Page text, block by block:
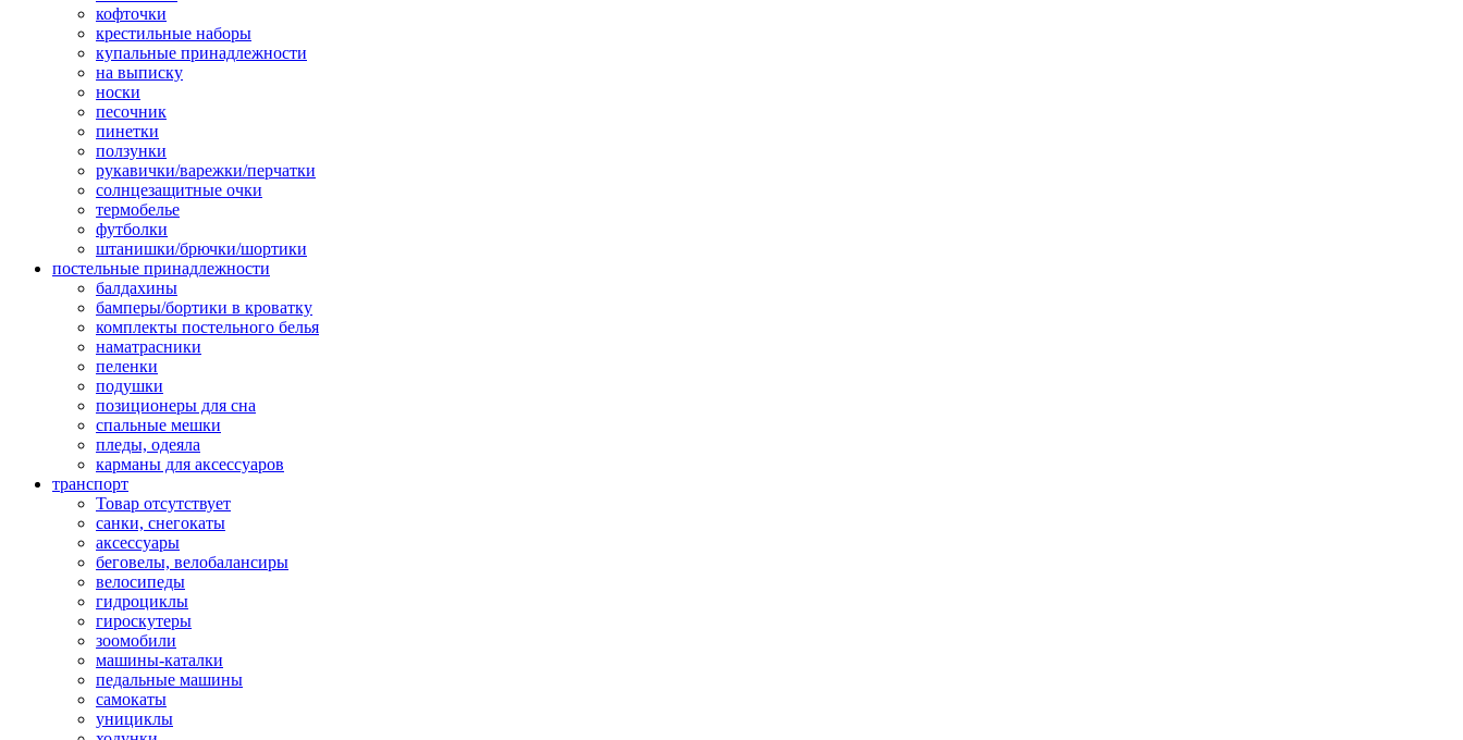
кофточки
крестильные наборы
купальные принадлежности
на выписку
носки
песочник
пинетки
ползунки
рукавички/варежки/перчатки
солнцезащитные очки
термобелье
футболки
штанишки/брючки/шортики
постельные принадлежности
балдахины
бамперы/бортики в кроватку
комплекты постельного белья
наматрасники
пеленки
подушки
позиционеры для сна
спальные мешки
пледы, одеяла
карманы для аксеcсуаров
транспорт
Товар отсутствует
санки, снегокаты
аксессуары
беговелы, велобалансиры
велосипеды
гидроциклы
гироскутеры
зоомобили
машины-каталки
педальные машины
самокаты
унициклы